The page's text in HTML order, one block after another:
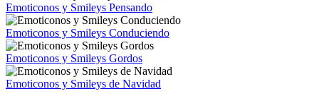
Emoticonos y Smileys Pensando
Emoticonos y Smileys Conduciendo
Emoticonos y Smileys Gordos
Emoticonos y Smileys de Navidad